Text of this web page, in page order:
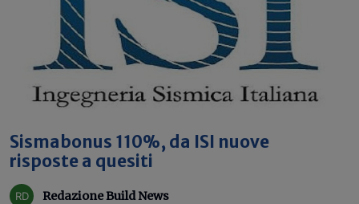
Sismabonus 110%, da ISI nuove
risposte a quesiti
Redazione Build News